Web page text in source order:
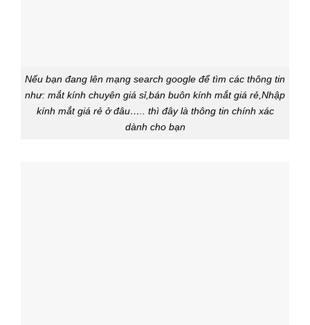
Nếu bạn đang lên mạng search google để tìm các thông tin
như: mắt kính chuyên giá sỉ,bán buôn kính mắt giá rẻ,Nhập
kính mắt giá rẻ ở đâu….. thì đây là thông tin chính xác
dành cho bạn